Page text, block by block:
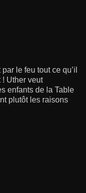
le feu tout ce qu’il
Uther veut
enfants de la Table
plutôt les raisons